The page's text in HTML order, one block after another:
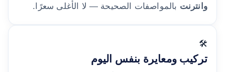
وانترنت بالمواصفات الصحيحة — لا الأغلى سعرًا.
🛠️
تركيب ومعايرة بنفس اليوم